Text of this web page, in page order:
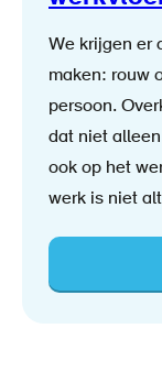
We krijgen er
maken: rouw
persoon.
dat niet
ook op het
werk is niet